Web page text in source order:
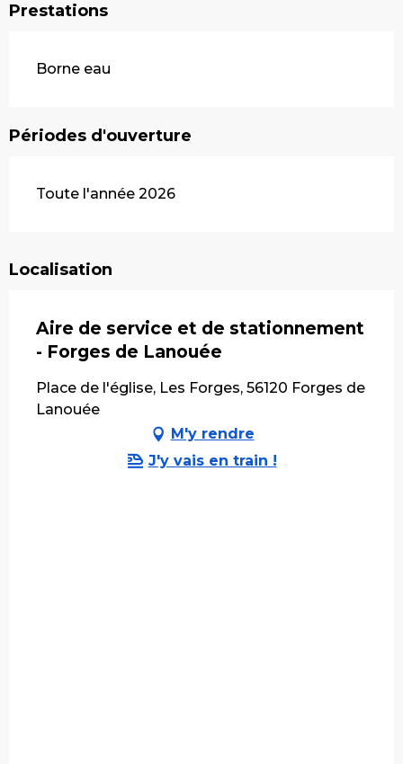
Prestations
Borne eau
Périodes d'ouverture
Toute l'année 2026
Localisation
Aire de service et de stationnement
- Forges de Lanouée
Place de l'église, Les Forges, 56120 Forges de
Lanouée
M'y rendre
J'y vais en train !